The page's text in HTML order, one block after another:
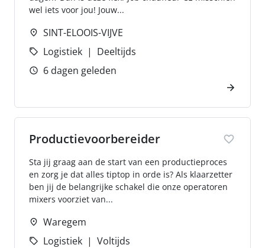
wel iets voor jou! Jouw...
SINT-ELOOIS-VIJVE
Logistiek
Deeltijds
6 dagen geleden
Productievoorbereider
Sta jij graag aan de start van een productieproces
en zorg je dat alles tiptop in orde is? Als klaarzetter
ben jij de belangrijke schakel die onze operatoren
mixers voorziet van...
Waregem
Logistiek
Voltijds